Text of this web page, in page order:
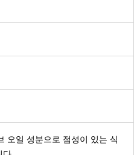
오일 성분으로 점성이 있는 식